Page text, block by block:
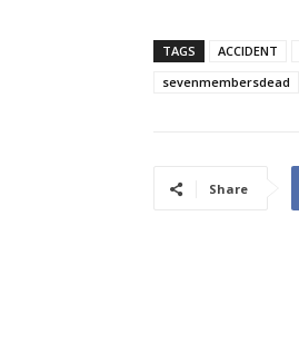
TAGS ACCIDENT
sevenmembersdead
Share